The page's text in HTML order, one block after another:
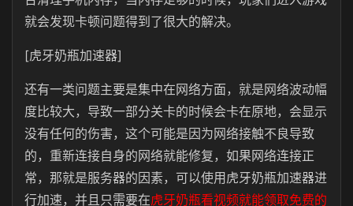
就会发现卡顿问题得到了很大的解决。
[虎牙奶瓶加速器]
还有一类问题主要是集中在网络方面，就是网络波动幅
度比较大，导致一部分关卡的时候会卡在原地，会显示
没有任何的伤害，这个可能是因为网络接触不良导致
的，重新连接自身的网络就能修复，如果网络连接正
常，那就是服务器的因素，可以使用虎牙奶瓶加速器进
行加速，并且只需要在虎牙奶瓶看视频就能领取免费的